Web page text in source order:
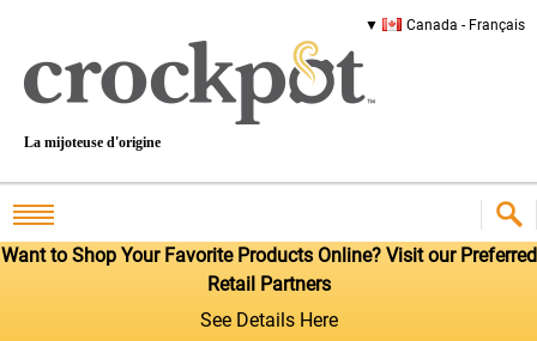
Canada - Français
La mijoteuse d'origine
Want to Shop Your Favorite Products Online? Visit our Preferred
Retail Partners
See Details Here